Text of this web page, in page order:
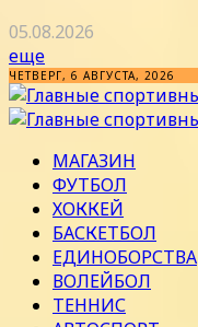
05.08.2026
еще
ЧЕТВЕРГ, 6 АВГУСТА, 2026
МАГАЗИН
ФУТБОЛ
ХОККЕЙ
БАСКЕТБОЛ
ЕДИНОБОРСТВА
ВОЛЕЙБОЛ
ТЕННИС